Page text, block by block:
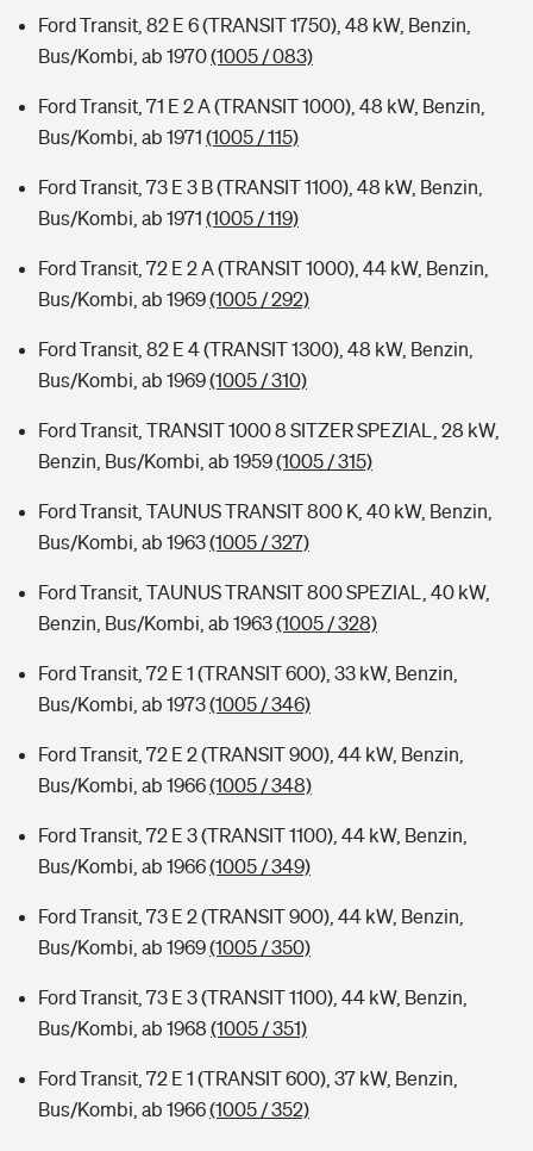
Ford Transit, 82 E 6 (TRANSIT 1750), 48 kW, Benzin,
Bus/Kombi, ab 1970(1005 / 083)
Ford Transit, 71 E 2 A (TRANSIT 1000), 48 kW, Benzin,
Bus/Kombi, ab 1971 (1005 / 115)
Ford Transit, 73 E 3 B (TRANSIT 1100), 48 kW, Benzin,
Bus/Kombi, ab 1971 (1005 / 119)
Ford Transit, 72 E 2 A (TRANSIT 1000), 44 kW, Benzin,
Bus/Kombi, ab 1969(1005 / 292)
Ford Transit, 82 E 4 (TRANSIT 1300), 48 kW, Benzin,
Bus/Kombi, ab 1969(1005 / 310)
Ford Transit, TRANSIT 1000 8 SITZER SPEZIAL, 28 kW,
Benzin, Bus/Kombi, ab 1959(1005 / 315)
Ford Transit, TAUNUS TRANSIT 800 K, 40 kW, Benzin,
Bus/Kombi, ab 1963(1005 / 327)
Ford Transit, TAUNUS TRANSIT 800 SPEZIAL, 40 kW,
Benzin, Bus/Kombi, ab 1963(1005 / 328)
Ford Transit, 72 E 1 (TRANSIT 600), 33 kW, Benzin,
Bus/Kombi, ab 1973(1005 / 346)
Ford Transit, 72 E 2 (TRANSIT 900), 44 kW, Benzin,
Bus/Kombi, ab 1966(1005 / 348)
Ford Transit, 72 E 3 (TRANSIT 1100), 44 kW, Benzin,
Bus/Kombi, ab 1966(1005 / 349)
Ford Transit, 73 E 2 (TRANSIT 900), 44 kW, Benzin,
Bus/Kombi, ab 1969(1005 / 350)
Ford Transit, 73 E 3 (TRANSIT 1100), 44 kW, Benzin,
Bus/Kombi, ab 1968 (1005 / 351)
Ford Transit, 72 E 1 (TRANSIT 600), 37 kW, Benzin,
Bus/Kombi, ab 1966(1005 / 352)